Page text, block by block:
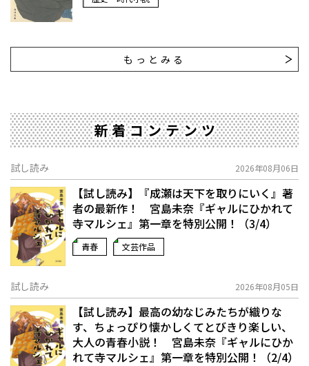
もっとみる
新着コンテンツ
試し読み 2026年08月06日
【試し読み】『成瀬は天下を取りにいく』著
者の最新作！ 宮島未奈『ギャルにひかれて
寺マルシェ』第一章を特別公開！（3/4）
青春 文芸作品
試し読み 2026年08月05日
【試し読み】最高の幼なじみたちが織りな
す、ちょっぴり懐かしくてとびきり楽しい、
大人の青春小説！ 宮島未奈『ギャルにひか
れて寺マルシェ』第一章を特別公開！（2/4）